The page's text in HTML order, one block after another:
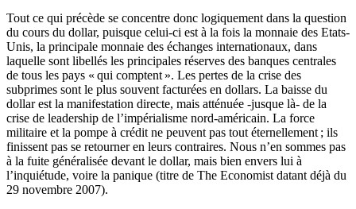
Tout ce qui précède se concentre donc logiquement dans la question
du cours du dollar, puisque celui-ci est à la fois la monnaie des Etats-
Unis, la principale monnaie des échanges internationaux, dans
laquelle sont libellés les principales réserves des banques centrales
de tous les pays « qui comptent ». Les pertes de la crise des
subprimes sont le plus souvent facturées en dollars. La baisse du
dollar est la manifestation directe, mais atténuée -jusque là- de la
crise de leadership de l’impérialisme nord-américain. La force
militaire et la pompe à crédit ne peuvent pas tout éternellement ; ils
finissent pas se retourner en leurs contraires. Nous n’en sommes pas
à la fuite généralisée devant le dollar, mais bien envers lui à
l’inquiétude, voire la panique (titre de The Economist datant déjà du
29 novembre 2007).